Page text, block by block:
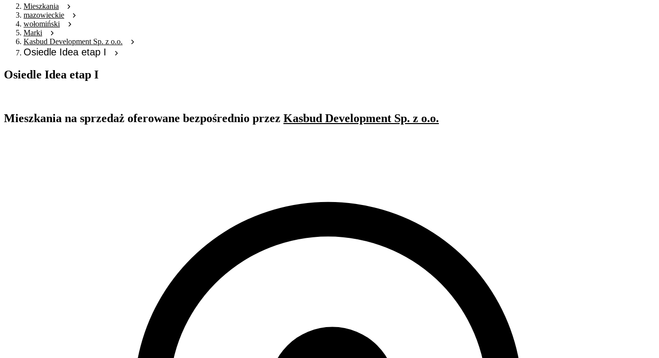
Mieszkania
mazowieckie
wołomiński
Marki
Kasbud Development Sp. z o.o.
Osiedle Idea etap I
Osiedle Idea etap I
Mieszkania na sprzedaż oferowane bezpośrednio przez Kasbud Development Sp. z o.o.